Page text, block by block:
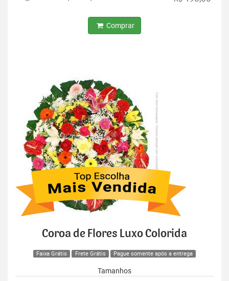
Comprar
Coroa de Flores Luxo Colorida
Faixa Grátis Frete Grátis Pague somente após a entrega
Tamanhos